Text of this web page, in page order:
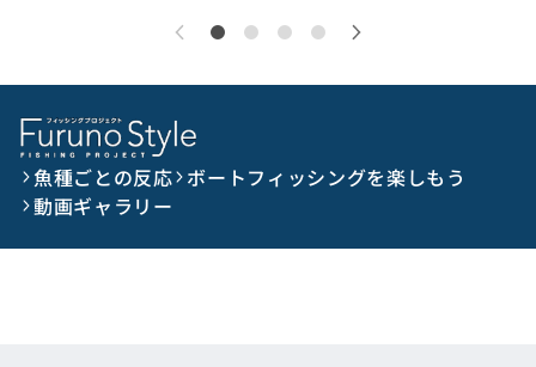
魚種ごとの反応 ボートフィッシングを楽しもう
動画ギャラリー